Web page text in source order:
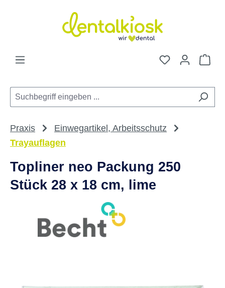
Zum Hauptinhalt springen
Du hast 0
Praxis
Einwegartikel, Arbeitsschutz
Trayauflagen
Topliner neo Packung 250
Stück 28 x 18 cm, lime